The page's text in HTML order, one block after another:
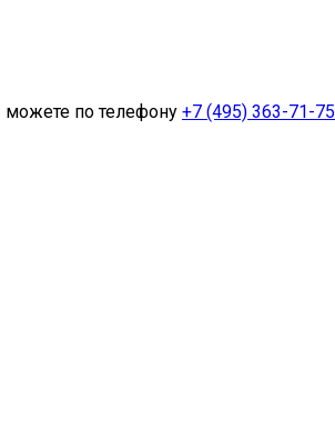
по телефону +7 (495) 363-71-75